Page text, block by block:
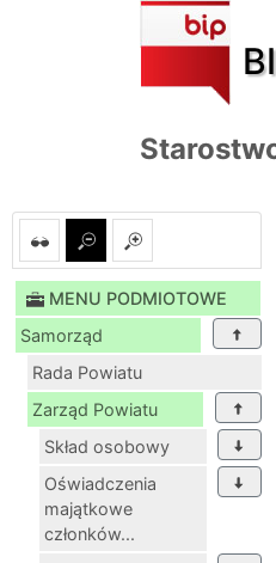
MENU PODMIOTOWE
Samorząd
Rada Powiatu
Zarząd Powiatu
Skład osobowy
Oświadczenia
majątkowe
członków...